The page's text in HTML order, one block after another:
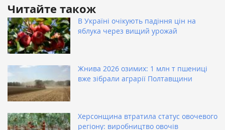
Читайте також
В Україні очікують падіння цін на
яблука через вищий урожай
Жнива 2026 озимих: 1 млн т пшениці
вже зібрали аграрії Полтавщини
Херсонщина втратила статус овочевого
регіону: виробництво овочів